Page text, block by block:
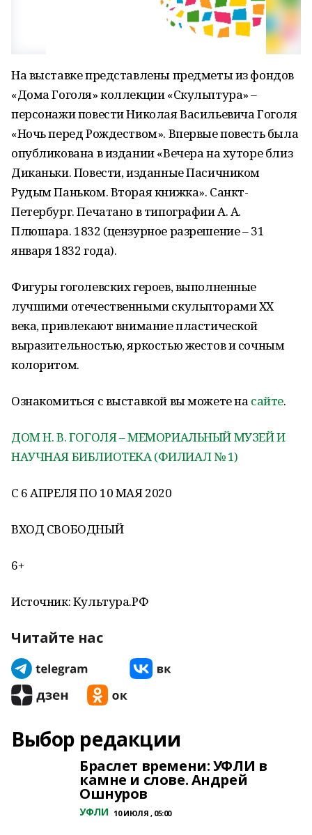
На выставке представлены предметы из фондов
«Дома Гоголя» коллекции «Скульптура» –
персонажи повести Николая Васильевича Гоголя
«Ночь перед Рождеством». Впервые повесть была
опубликована в издании «Вечера на хуторе близ
Диканьки. Повести, изданные Пасичником
Рудым Паньком. Вторая книжка». Санкт-
Петербург. Печатано в типографии А. А.
Плюшара. 1832 (цензурное разрешение – 31
января 1832 года).
Фигуры гоголевских героев, выполненные
лучшими отечественными скульпторами XX
века, привлекают внимание пластической
выразительностью, яркостью жестов и сочным
колоритом.
Ознакомиться с выставкой вы можете на сайте.
ДОМ Н. В. ГОГОЛЯ – МЕМОРИАЛЬНЫЙ МУЗЕЙ И
НАУЧНАЯ БИБЛИОТЕКА (ФИЛИАЛ № 1)
С 6 АПРЕЛЯ ПО 10 МАЯ 2020
ВХОД СВОБОДНЫЙ
6+
Источник: Культура.РФ
Читайте нас
Выбор редакции
Браслет времени: УФЛИ в
камне и слове. Андрей
Ошнуров
УФЛИ 10 ИЮЛЯ , 05:00